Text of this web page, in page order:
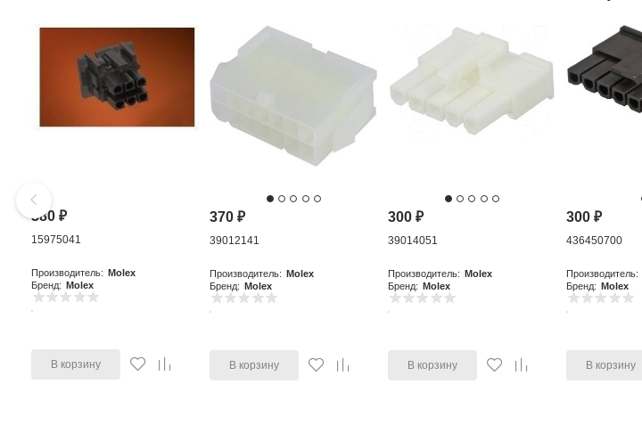
380₽
15975041
Производитель: Molex
Бренд: Molex
В корзину
370₽
39012141
Производитель: Molex
Бренд: Molex
В корзину
300₽
39014051
Производитель: Molex
Бренд: Molex
В корзину
300₽
436450700
Производитель:
Бренд: Molex
В корзину